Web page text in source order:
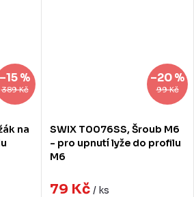
389 Kč
–15 %
na
99 Kč
–20 %
SWIX T0076SS, Šroub M6
- pro upnutí lyže do profilu
M6
79 Kč / ks